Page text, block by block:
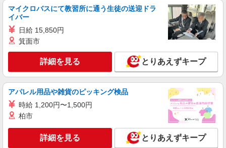
時給1200円 高校生 時給1150円
テックランドサンストリート浜北店（仮称）
（静岡県浜松市浜名区平口2861） ★今夏オープン
キープ 詳細を見る
正社員
ワイモバイルプレ葉ウォーク浜北店
ワイモバイルショップの携帯販売スタッフ
月給 212,490円 〜 285,143円 固定残業代:
27,426円 〜 36,803円（20時間相当） ＊時間外手
として支給し、相当時間を超える時間外労働分は
法定どおり追加で支給します。 試用期間あり 3ヶ
■ワイモバイルプレ葉ウォーク浜北店 静岡県浜
松市浜名区貴布祢1200 2階
マイクロバスにて教習所に通う生徒の送迎ドラ
イバー
日給 15,850円
箕面市
詳細を見る とりあえずキープ
アパレル用品や雑貨のピッキング検品
時給 1,200円〜1,500円
柏市
詳細を見る とりあえずキープ